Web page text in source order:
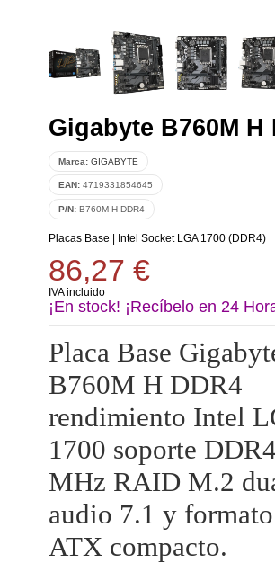
Gigabyte B760M H
Marca: GIGABYTE
EAN: 4719331854645
P/N: B760M H DDR4
Placas Base Intel Socket LGA 1700 (DDR4)
86,27 €
IVA incluido
¡En stock! ¡Recíbelo en 24
Placa Base
B760M H DDR4
rendimiento Intel
1700 soporte
MHz RAID M.2
audio 7.1 y
ATX compacto.